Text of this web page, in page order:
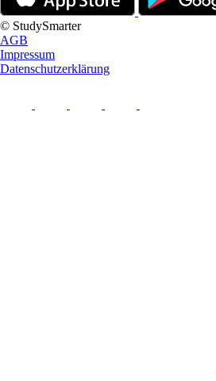
© StudySmarter
AGB
Impressum
Datenschutzerklärung